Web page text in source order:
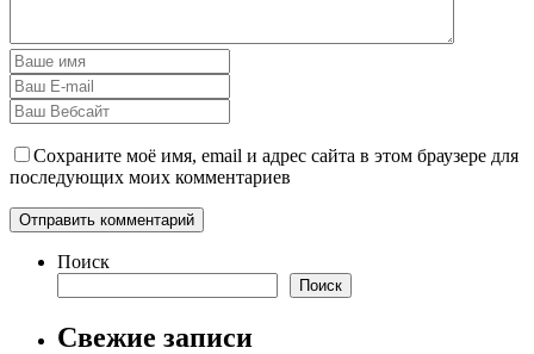
Сохраните моё имя, email и адрес сайта в этом браузере для
последующих моих комментариев
Поиск
Поиск
Свежие записи